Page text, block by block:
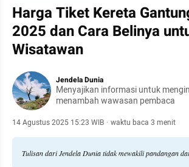
Harga Tiket Kereta
2025 dan Cara Belinya
Wisatawan
Jendela Dunia
Menyajikan informasi untuk
menambah wawasan pembaca
14 Agustus 2025 15:23 WIB · waktu baca 3 menit
Tulisan dari Jendela Dunia tidak mewakili pandangan